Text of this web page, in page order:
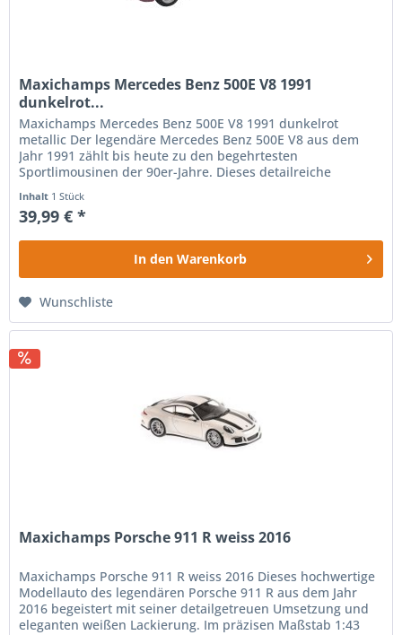
Maxichamps Mercedes Benz 500E V8 1991
dunkelrot...
Maxichamps Mercedes Benz 500E V8 1991 dunkelrot
metallic Der legendäre Mercedes Benz 500E V8 aus dem
Jahr 1991 zählt bis heute zu den begehrtesten
Sportlimousinen der 90er-Jahre. Dieses detailreiche
Inhalt 1 Stück
39,99 € *
In den Warenkorb
Wunschliste
Maxichamps Porsche 911 R weiss 2016
Maxichamps Porsche 911 R weiss 2016 Dieses hochwertige
Modellauto des legendären Porsche 911 R aus dem Jahr
2016 begeistert mit seiner detailgetreuen Umsetzung und
eleganten weißen Lackierung. Im präzisen Maßstab 1:43